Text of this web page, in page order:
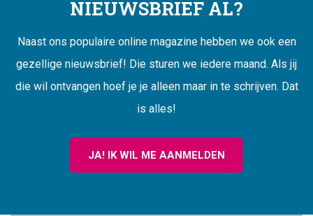
NIEUWSBRIEF AL?
Naast ons populaire online magazine hebben we ook een
gezellige nieuwsbrief! Die sturen we iedere maand. Als jij
die wil ontvangen hoef je je alleen maar in te schrijven. Dat
is alles!
JA! IK WIL ME AANMELDEN